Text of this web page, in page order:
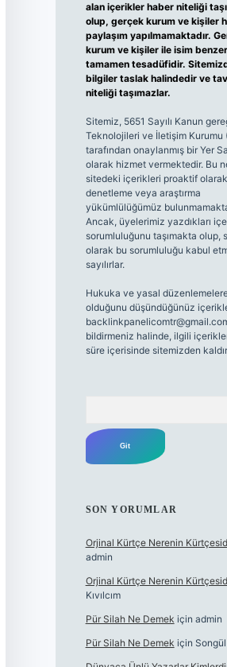
alan içerikler haber niteliği
olup, gerçek kurum ve kişiler
paylaşım yapılmamaktadır.
kurum ve kişiler ile isim
tamamen tesadüfidir.
bilgiler taslak halindedir ve
niteliği taşımazlar.
Sitemiz, 5651 Sayılı Kanun
Teknolojileri ve İletişim Kurumu
tarafından onaylanmış bir Yer
olarak hizmet vermektedir. Bu
sitedeki içerikleri proaktif olarak
denetleme veya araştırma
yükümlülüğümüz
Ancak, üyelerimiz yazdıkları
sorumluluğunu taşımakta olup,
olarak bu sorumluluğu kabul
sayılırlar.
Hukuka ve yasal düzenlemelere
olduğunu düşündüğünüz
bildirmeniz halinde, ilgili
süre içerisinde sitemizden
SON YORUMLAR
Orjinal Kürtçe Nerenin
admin
Orjinal Kürtçe Nerenin
Kıvılcım
Pür Silah Ne Demek için admin
Pür Silah Ne Demek için Songül